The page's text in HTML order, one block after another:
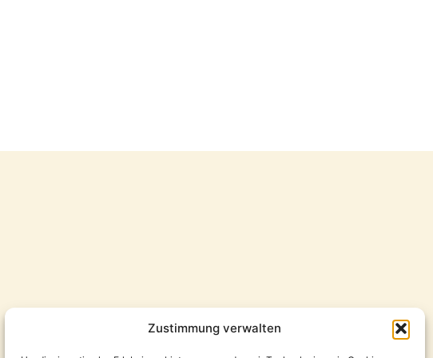
Zustimmung verwalten